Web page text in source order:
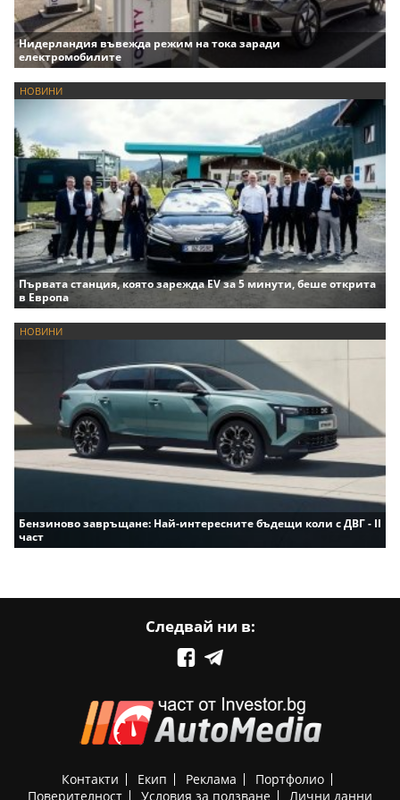
Нидерландия въвежда режим на тока заради
електромобилите
НОВИНИ
Първата станция, която зарежда EV за 5 минути, беше открита
в Европа
НОВИНИ
Бензиново завръщане: Най-интересните бъдещи коли с ДВГ - II
част
Следвай ни в:
Контакти Екип Реклама
Портфолио
Поверителност
Условия за ползване Лични данни